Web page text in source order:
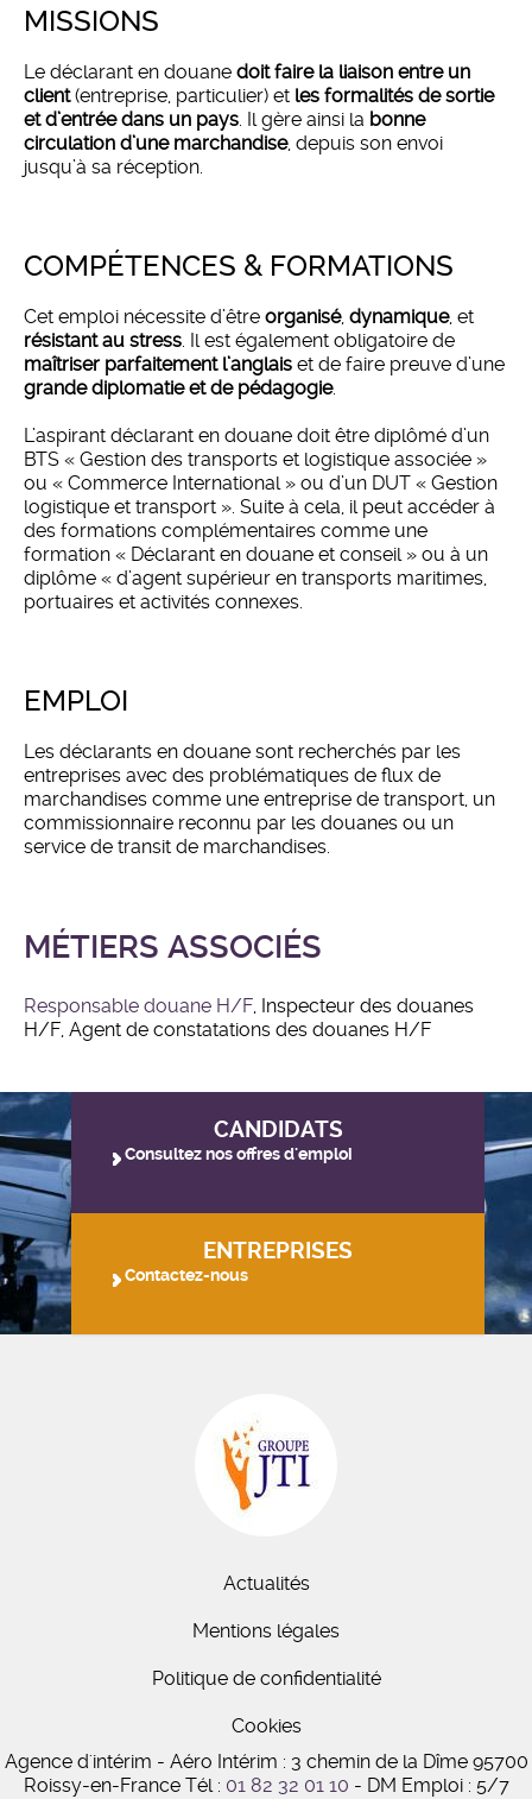
MISSIONS
Le déclarant en douane doit faire la liaison entre un
client(entreprise, particulier) et les formalités de sortie
et d’entrée dans un pays . Il gère ainsi la bonne
circulation d’une marchandise, depuis son envoi
jusqu’à sa réception.
COMPÉTENCES & FORMATIONS
Cet emploi nécessite d’être organisé, dynamique, et
résistant au stress . Il est également obligatoire de
maîtriser parfaitement l’anglais et de faire preuve d’une
grande diplomatie et de pédagogie.
L’aspirant déclarant en douane doit être diplômé d’un
BTS « Gestion des transports et logistique associée »
ou « Commerce International » ou d’un DUT « Gestion
logistique et transport ». Suite à cela, il peut accéder à
des formations complémentaires comme une
formation « Déclarant en douane et conseil » ou à un
diplôme « d’agent supérieur en transports maritimes,
portuaires et activités connexes.
EMPLOI
Les déclarants en douane sont recherchés par les
entreprises avec des problématiques de flux de
marchandises comme une entreprise de transport, un
commissionnaire reconnu par les douanes ou un
service de transit de marchandises.
MÉTIERS ASSOCIÉS
Responsable douane H/F , Inspecteur des douanes
H/F, Agent de constatations des douanes H/F
CANDIDATS
Consultez nos offres d'emploi
ENTREPRISES
Contactez-nous
Actualités
Mentions légales
Politique de confidentialité
Cookies
Agence d'intérim - Aéro Intérim : 3 chemin de la Dîme 95700
Roissy-en-France Tél : 01 82 32 01 10 - DM Emploi : 5/7